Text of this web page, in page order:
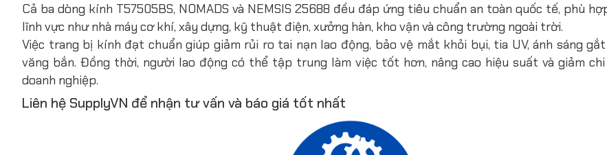
Cả ba dòng kính T57505BS, NOMADS và NEMSIS 25688 đều đáp ứng tiêu chuẩn an toàn quốc tế, phù
lĩnh vực như nhà máy cơ khí, xây dựng, kỹ thuật điện, xưởng hàn, kho vận và công trường ngoài trời.
Việc trang bị kính đạt chuẩn giúp giảm rủi ro tai nạn lao động, bảo vệ mắt khỏi bụi, tia UV, ánh sáng gắt
văng bắn. Đồng thời, người lao động có thể tập trung làm việc tốt hơn, nâng cao hiệu suất và giảm
doanh nghiệp.
Liên hệ SupplyVN để nhận tư vấn và báo giá tốt nhất